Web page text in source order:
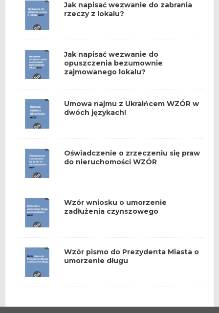
Jak napisać wezwanie do zabrania
rzeczy z lokalu?
Jak napisać wezwanie do
opuszczenia bezumownie
zajmowanego lokalu?
Umowa najmu z Ukraińcem WZÓR w
dwóch językach!
Oświadczenie o zrzeczeniu się praw
do nieruchomości WZÓR
Wzór wniosku o umorzenie
zadłużenia czynszowego
Wzór pismo do Prezydenta Miasta o
umorzenie długu